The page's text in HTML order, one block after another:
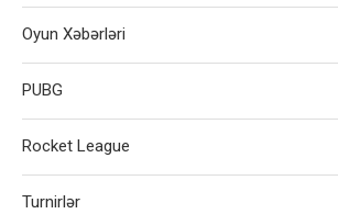
Oyun Xəbərləri
PUBG
Rocket League
Turnirlər